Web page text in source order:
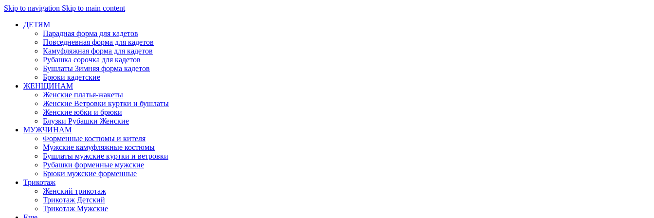
Skip to navigation Skip to main content
ДЕТЯМ
Парадная форма для кадетов
Повседневная форма для кадетов
Камуфляжная форма для кадетов
Рубашка сорочка для кадетов
Бушлаты Зимняя форма кадетов
Брюки кадетские
ЖЕНЩИНАМ
Женские платья-жакеты
Женские Ветровки куртки и бушлаты
Женские юбки и брюки
Блузки Рубашки Женские
МУЖЧИНАМ
Форменные костюмы и кителя
Мужские камуфляжные костюмы
Бушлаты мужские куртки и ветровки
Рубашки форменные мужские
Брюки мужские форменные
Трикотаж
Женский трикотаж
Трикотаж Детский
Трикотаж Мужские